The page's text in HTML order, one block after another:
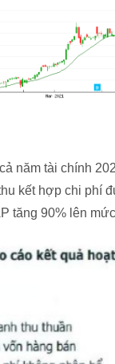
năm tài chính
kết hợp chi phí
tăng 90% lên